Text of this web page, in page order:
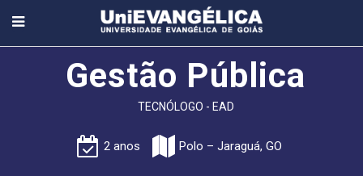
Gestão Pública
TECNÓLOGO - EAD
2 anos Polo – Jaraguá, GO